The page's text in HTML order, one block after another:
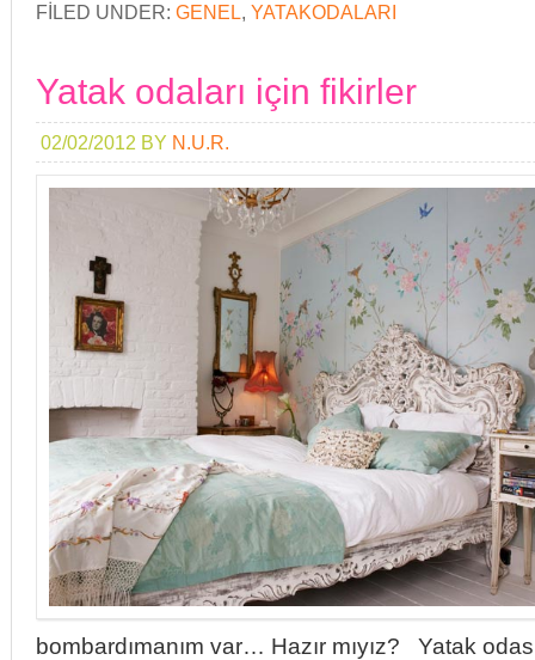
FILED UNDER: GENEL, YATAKODALARI
Yatak odaları için fikirler
02/02/2012 BY N.U.R.
bombardımanım var… Hazır mıyız? Yatak